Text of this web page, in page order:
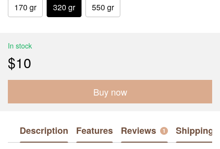
170 gr 320 gr 550 gr
In stock
$10
Buy now
Description Features Reviews 1 Shipping